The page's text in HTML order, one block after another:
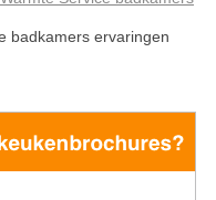
badkamers ervaringen